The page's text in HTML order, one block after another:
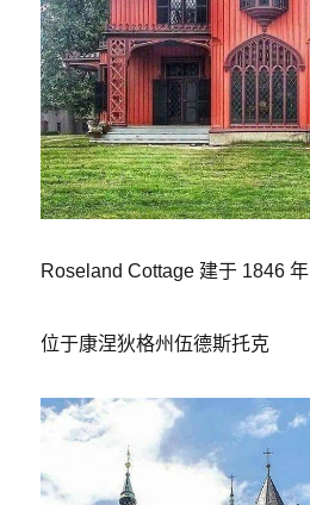
Roseland Cottage 建于 1846 年
位于康涅狄格州伍德斯托克